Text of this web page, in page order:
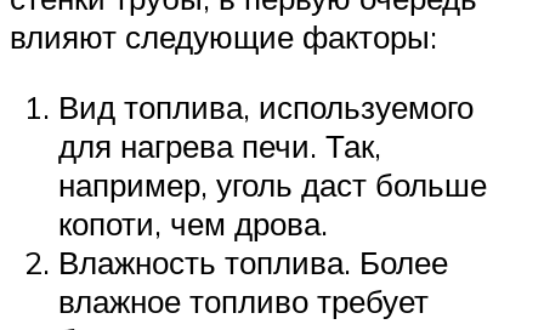
влияют следующие факторы:
Вид топлива, используемого
для нагрева печи. Так,
например, уголь даст больше
копоти, чем дрова.
Влажность топлива. Более
влажное топливо требует